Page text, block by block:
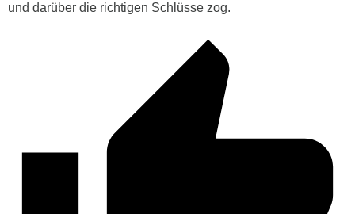
und darüber die richtigen Schlüsse zog.